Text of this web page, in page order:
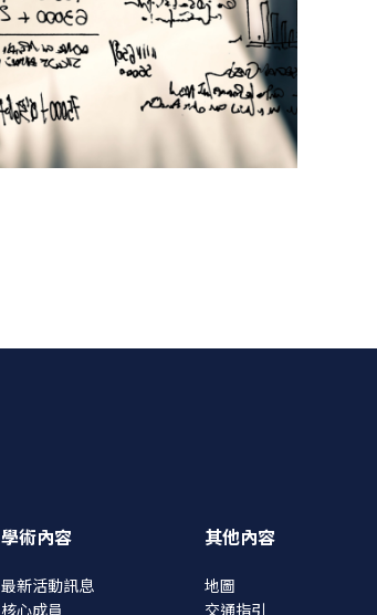
其他內容
地圖
交通指引
學術內容
最新活動訊息
核心成員